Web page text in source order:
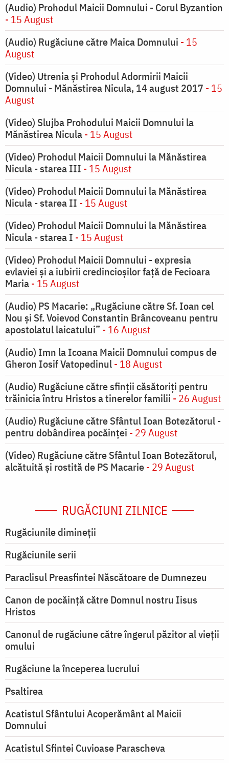
(Audio) Prohodul Maicii Domnului - Corul Byzantion
- 15 August
(Audio) Rugăciune către Maica Domnului - 15
August
(Video) Utrenia și Prohodul Adormirii Maicii
Domnului - Mănăstirea Nicula, 14 august 2017 - 15
August
(Video) Slujba Prohodului Maicii Domnului la
Mănăstirea Nicula- 15 August
(Video) Prohodul Maicii Domnului la Mănăstirea
Nicula - starea III - 15 August
(Video) Prohodul Maicii Domnului la Mănăstirea
Nicula - starea II - 15 August
(Video) Prohodul Maicii Domnului la Mănăstirea
Nicula - starea I - 15 August
(Video) Prohodul Maicii Domnului - expresia
evlaviei și a iubirii credincioșilor față de Fecioara
Maria- 15 August
(Audio) PS Macarie: „Rugăciune către Sf. Ioan cel
Nou și Sf. Voievod Constantin Brâncoveanu pentru
apostolatul laicatului” - 16 August
(Audio) Imn la Icoana Maicii Domnului compus de
Gheron Iosif Vatopedinul- 18 August
(Audio) Rugăciune către sfinții căsătoriți pentru
trăinicia întru Hristos a tinerelor familii - 26 August
(Audio) Rugăciune către Sfântul Ioan Botezătorul -
pentru dobândirea pocăinței - 29 August
(Video) Rugăciune către Sfântul Ioan Botezătorul,
alcătuită și rostită de PS Macarie- 29 August
RUGĂCIUNI ZILNICE
Rugăciunile dimineții
Rugăciunile serii
Paraclisul Preasfintei Născătoare de Dumnezeu
Canon de pocăință către Domnul nostru Iisus
Hristos
Canonul de rugăciune către îngerul păzitor al vieții
omului
Rugăciune la începerea lucrului
Psaltirea
Acatistul Sfântului Acoperământ al Maicii
Domnului
Acatistul Sfintei Cuvioase Parascheva